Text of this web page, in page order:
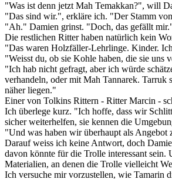
"Was ist denn jetzt Mah Temakkan?", will
"Das sind wir.", erkläre ich. "Der Stamm
"Ah." Damien grinst. "Doch, das gefällt
Die restlichen Ritter haben natürlich kein
"Das waren Holzfäller-Lehrlinge. Kinder.
"Weisst du, ob sie Kohle haben, die sie uns
"Ich hab nicht gefragt, aber ich würde
verhandeln, oder mit Mah Tannarek. Tarruk
näher liegen."
Einer von Tolkins Rittern - Ritter Marcin -
Ich überlege kurz. "Ich hoffe, dass wir
sicher weiterhelfen, sie kennen die
"Und was haben wir überhaupt als
Darauf weiss ich keine Antwort, doch
davon könnte für die Trolle interessant
Materialien, an denen die Trolle vielleicht
Ich versuche mir vorzustellen, wie Tamarin